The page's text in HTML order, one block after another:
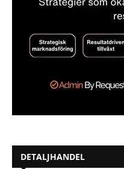
DETALJHANDEL